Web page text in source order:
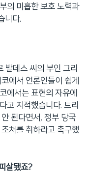
의 미흡한 보호 노력과
니다.
발데스 씨의 부인 그리
에서 언론인들이 쉽게
에서는 표현의 자유에
고 지적했습니다. 트리
된다면서, 정부 당국
처를 취하라고 촉구했
살됐죠?